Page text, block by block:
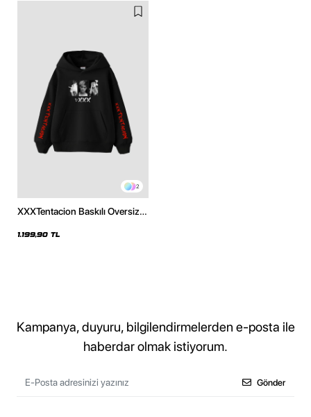
2
XXXTentacion Baskılı Oversize
1.199,90 TL
Kampanya, duyuru, bilgilendirmelerden e-posta ile
haberdar olmak istiyorum.
Gönder